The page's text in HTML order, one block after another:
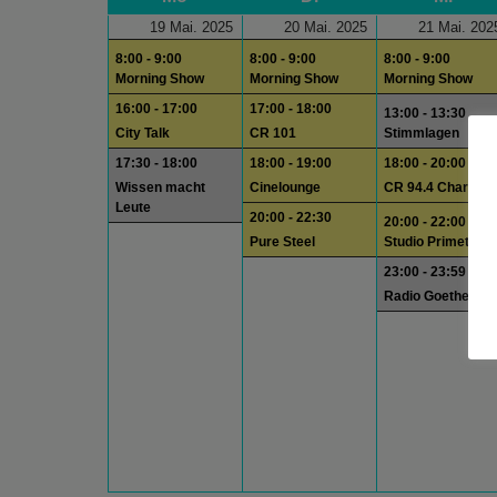
19 Mai. 2025
8:00 - 9:00
Morning Show
16:00 - 17:00
City Talk
17:30 - 18:00
Wissen macht
Leute
20 Mai. 2025
8:00 - 9:00
Morning Show
17:00 - 18:00
CR 101
18:00 - 19:00
Cinelounge
20:00 - 22:30
Pure Steel
21 Mai.
8:00 - 9:00
Morning Show
13:00 - 13:30
Stimmlagen
18:00 - 20:00
CR 94.4 Charts
20:00 - 22:00
Studio Primetime
23:00 - 23:59
Radio Goethe